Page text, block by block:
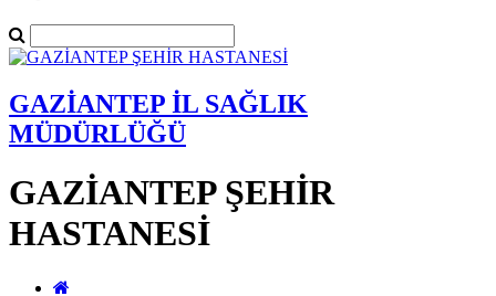
GAZİANTEP İL SAĞLIK
MÜDÜRLÜĞÜ
GAZİANTEP ŞEHİR
HASTANESİ